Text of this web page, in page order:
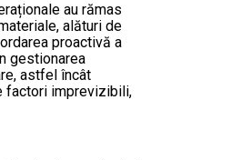
au rămas
alături de
proactivă a
gestionarea
astfel încât
factori imprevizibili,